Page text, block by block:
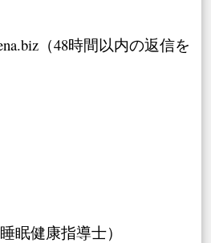
（48時間以内の返信を
眠健康指導士）